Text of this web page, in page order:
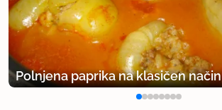
Polnjena paprika na klasičen način